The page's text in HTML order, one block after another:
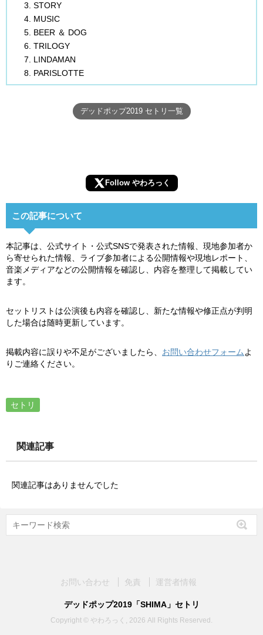
STORY
MUSIC
BEER ＆ DOG
TRILOGY
LINDAMAN
PARISLOTTE
デッドポップ2019 セトリ一覧
Follow やわろっく
この記事について
本記事は、公式サイト・公式SNSで発表された情報、現地参加者か
ら寄せられた情報、ライブ参加者による公開情報や現地レポート、
音楽メディアなどの公開情報を確認し、内容を整理して掲載してい
ます。
セットリストは公演後も内容を確認し、新たな情報や修正点が判明
した場合は随時更新しています。
掲載内容に誤りや不足がございましたら、 お問い合わせフォーム よ
りご連絡ください。
セトリ
関連記事
関連記事はありませんでした
お問い合わせ 免責 運営者情報
デッドポップ2019「SHIMA」セトリ
Copyright © やわろっく, 2026 All Rights Reserved.